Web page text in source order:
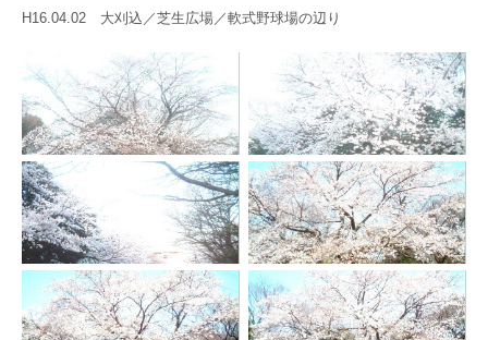
H16.04.02 大刈込／芝生広場／軟式野球場の辺り